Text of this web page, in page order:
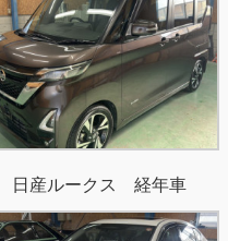
日産ルークス 経年車